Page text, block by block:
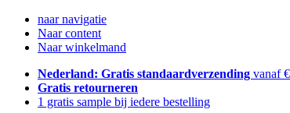
naar navigatie
Naar content
Naar winkelmand
Nederland: Gratis standaardverzending vanaf
Gratis retourneren
1 gratis sample bij iedere bestelling